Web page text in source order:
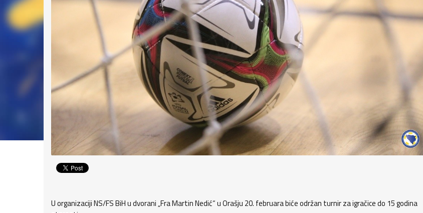
U organizaciji NS/FS BiH u dvorani „Fra Martin Nedić“ u Orašju 20. februara biće održan turnir za igračice do 15 godina